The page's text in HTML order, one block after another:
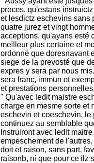
proces, qu'estans
et lesdictz eschevins sans
quatre jurez et vingt
acceptions, qu'ayans esté
meilleur plus certaine et
ordonné que doresnavant
siege de la prevosté que
expres y sera par nous
sera franc, immun et
et prestations
" Qu'avec ledit maistre
charge en mesme sorte et
eschevin et coeschevin, le
continuez au semblable
Instruiront avec ledit
empeschement de
doit et raison, sans part,
raisonb, ni que pour ce ilz